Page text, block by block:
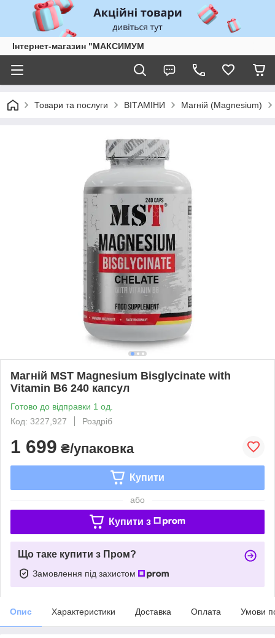
Інтернет-магазин "МАКСИМУМ
Товари та послуги ВІТАМІНИ Магній (Magnesium)
Магній MST Magnesium Bisglycinate with
Vitamin B6 240 капсул
Готово до відправки 1 од.
Код: 3227,927
Роздріб
1 699 ₴/упаковка
Купити
або
Купити з
Що таке купити з Пром?
Замовлення під захистом
Опис Характеристики Доставка Оплата Умови